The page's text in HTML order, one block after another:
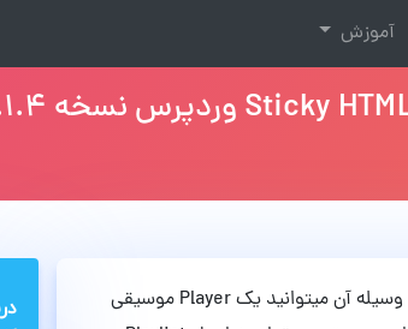
آموزش
Sticky HTML5 Music Player نام افزونه کاربردی وردپرس می باشد که به وسیله آن میتوانید یک Player موسیقی